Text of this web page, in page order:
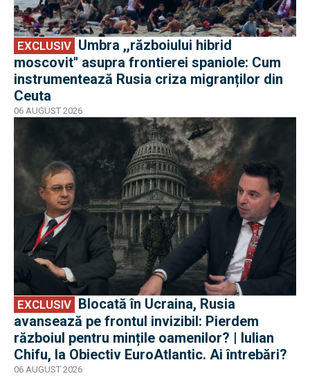
EXCLUSIV
moscovit'' asupra frontierei spaniole: Cum
instrumentează Rusia criza migranților din
Ceuta
06 AUGUST 2026
EXCLUSIV
avansează pe frontul invizibil: Pierdem
războiul pentru mințile oamenilor? | Iulian
Chifu, la Obiectiv EuroAtlantic. Ai întrebări?
06 AUGUST 2026